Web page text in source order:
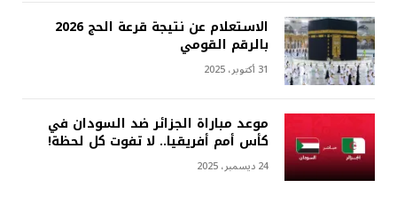
الاستعلام عن نتيجة قرعة الحج 2026
بالرقم القومي
31 أكتوبر، 2025
موعد مباراة الجزائر ضد السودان في
كأس أمم أفريقيا.. لا تفوت كل لحظة!
24 ديسمبر، 2025